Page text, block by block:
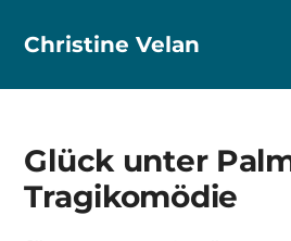
Christine Velan
Glück unter
Tragikomödie